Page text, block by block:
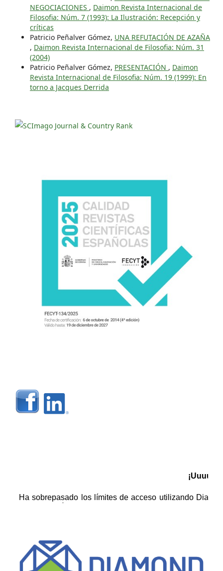
NEGOCIACIONES , Daimon Revista Internacional de
Filosofia: Núm. 7 (1993): La Ilustración: Recepción y
críticas
Patricio Peñalver Gómez, UNA REFUTACIÓN DE AZAÑA
, Daimon Revista Internacional de Filosofia: Núm. 31
(2004)
Patricio Peñalver Gómez, PRESENTACIÓN , Daimon
Revista Internacional de Filosofia: Núm. 19 (1999): En
torno a Jacques Derrida